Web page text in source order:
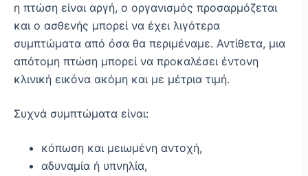
η πτώση είναι αργή, ο οργανισμός προσαρμόζεται
και ο ασθενής μπορεί να έχει λιγότερα
συμπτώματα από όσα θα περιμέναμε. Αντίθετα, μια
απότομη πτώση μπορεί να προκαλέσει έντονη
κλινική εικόνα ακόμη και με μέτρια τιμή.
Συχνά συμπτώματα είναι:
κόπωση και μειωμένη αντοχή,
αδυναμία ή υπνηλία,